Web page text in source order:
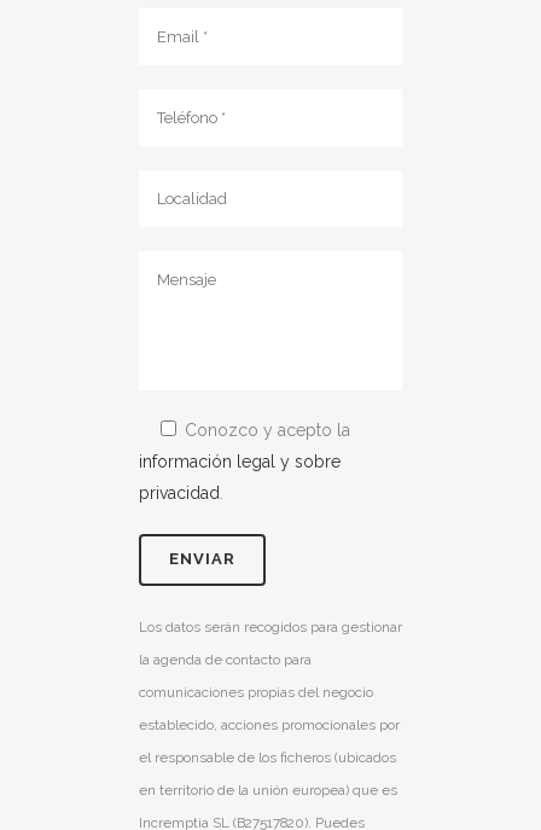
Conozco y acepto la
información legal y sobre
privacidad
Los datos serán recogidos para gestionar
la agenda de contacto para
comunicaciones propias del negocio
establecido, acciones promocionales por
el responsable de los ficheros (ubicados
en territorio de la unión europea) que es
Incremptia SL (B27517820). Puedes